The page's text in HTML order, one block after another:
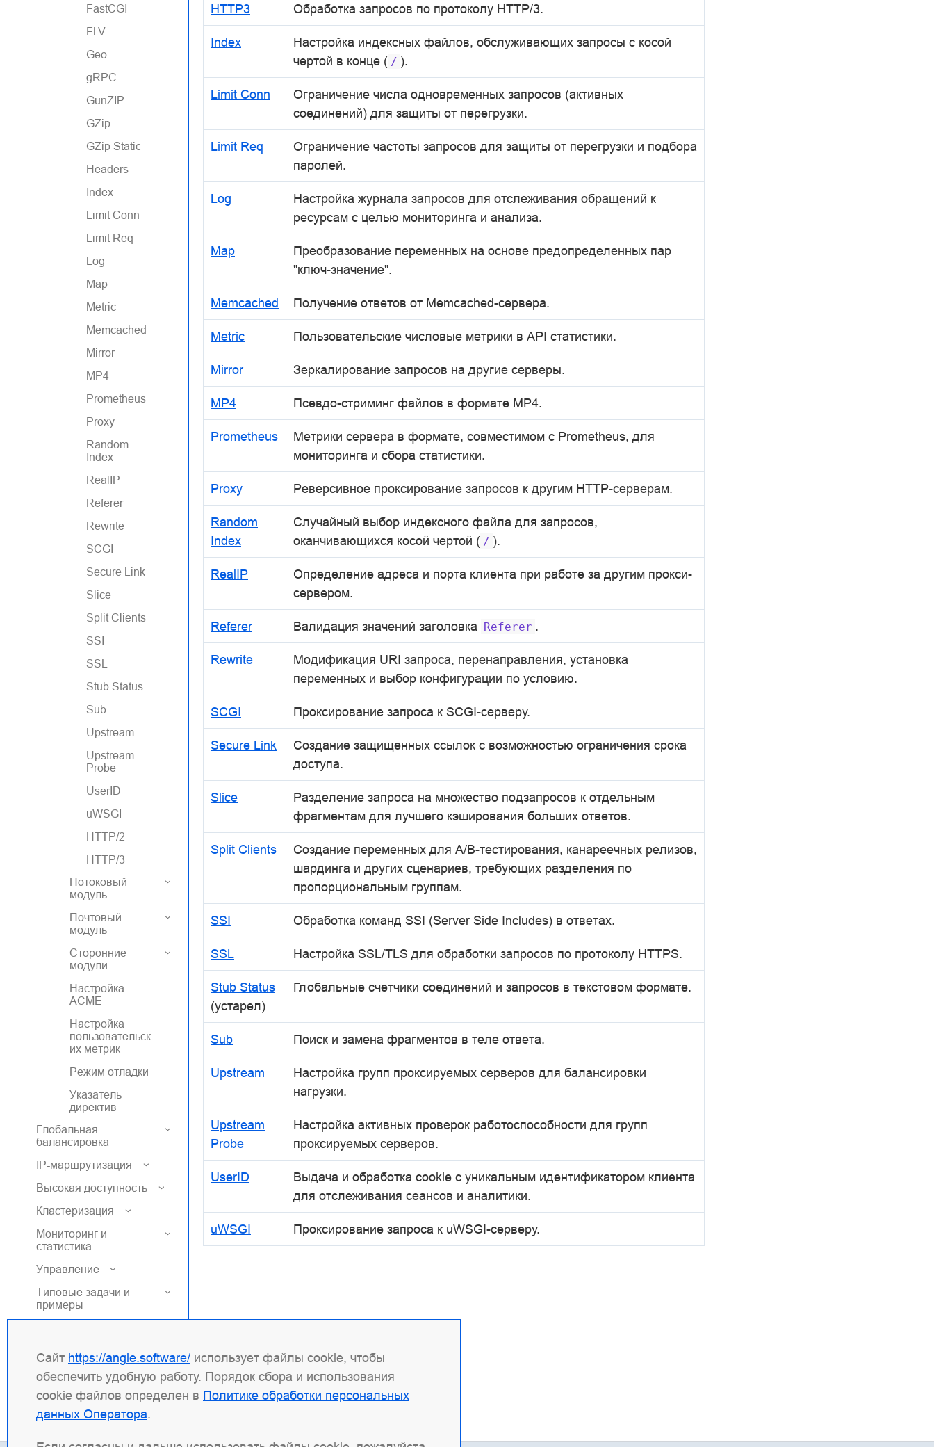
FastCGI
FLV
Geo
gRPC
GunZIP
GZip
GZip Static
Headers
Index
Limit Conn
Limit Req
Log
Map
Metric
Memcached
Mirror
MP4
Prometheus
Proxy
Random
Index
RealIP
Referer
Rewrite
SCGI
Secure Link
Slice
Split Clients
SSI
SSL
Stub Status
Sub
Upstream
Upstream
Probe
UserID
uWSGI
HTTP/2
HTTP/3
Потоковый
модуль
Почтовый
модуль
Сторонние
модули
Настройка
ACME
Настройка
пользовательск
их метрик
Режим отладки
Указатель
директив
Глобальная
балансировка
IP-маршрутизация
Высокая доступность
Кластеризация
Мониторинг и
статистика
Управление
Типовые задачи и
примеры
поддержка
HTTP3 Обработка запросов по протоколу HTTP/3.
Index
Настройка индексных файлов, обслуживающих запросы с косой
чертой в конце ( / ).
Limit Conn
Ограничение числа одновременных запросов (активных
соединений) для защиты от перегрузки.
Limit Req
Ограничение частоты запросов для защиты от перегрузки и подбора
паролей.
Log
Настройка журнала запросов для отслеживания обращений к
ресурсам с целью мониторинга и анализа.
Map
Преобразование переменных на основе предопределенных пар
"ключ-значение".
Memcached Получение ответов от Memcached-сервера.
Metric Пользовательские числовые метрики в API статистики.
Mirror Зеркалирование запросов на другие серверы.
MP4 Псевдо-стриминг файлов в формате MP4.
Prometheus
Метрики сервера в формате, совместимом с Prometheus, для
мониторинга и сбора статистики.
Proxy Реверсивное проксирование запросов к другим HTTP-серверам.
Random
Index
Случайный выбор индексного файла для запросов,
оканчивающихся косой чертой ( / ).
RealIP
Определение адреса и порта клиента при работе за другим прокси-
сервером.
Referer Валидация значений заголовка Referer .
Rewrite
Модификация URI запроса, перенаправления, установка
переменных и выбор конфигурации по условию.
SCGI Проксирование запроса к SCGI-серверу.
Secure Link
Создание защищенных ссылок с возможностью ограничения срока
доступа.
Slice
Разделение запроса на множество подзапросов к отдельным
фрагментам для лучшего кэширования больших ответов.
Split Clients
Создание переменных для A/B-тестирования, канареечных релизов,
шардинга и других сценариев, требующих разделения по
пропорциональным группам.
SSI Обработка команд SSI (Server Side Includes) в ответах.
SSL Настройка SSL/TLS для обработки запросов по протоколу HTTPS.
Stub Status
(устарел)
Глобальные счетчики соединений и запросов в текстовом формате.
Sub Поиск и замена фрагментов в теле ответа.
Upstream
Настройка групп проксируемых серверов для балансировки
нагрузки.
Upstream
Probe
Настройка активных проверок работоспособности для групп
проксируемых серверов.
UserID
Выдача и обработка cookie с уникальным идентификатором клиента
для отслеживания сеансов и аналитики.
uWSGI Проксирование запроса к uWSGI-серверу.
Сайт https://angie.software/ использует файлы cookie, чтобы
обеспечить удобную работу. Порядок сбора и использования
cookie файлов определен в Политике обработки персональных
данных Оператора.